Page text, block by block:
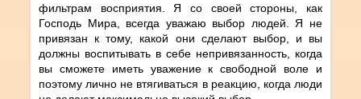
фильтрам восприятия. Я со своей стороны, как
Господь Мира, всегда уважаю выбор людей. Я не
привязан к тому, какой они сделают выбор, и вы
должны воспитывать в себе непривязанность, когда
вы сможете иметь уважение к свободной воле и
поэтому лично не втягиваться в реакцию, когда люди